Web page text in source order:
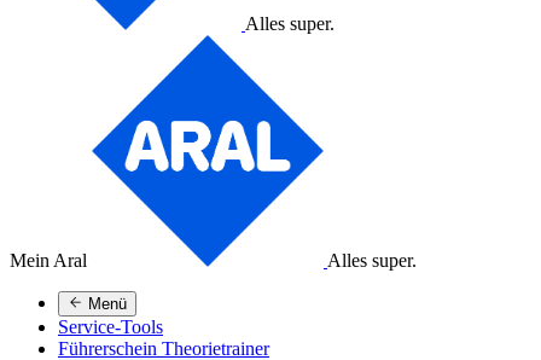
Alles super.
Mein Aral Alles super.
Menü
Service-Tools
Führerschein Theorietrainer